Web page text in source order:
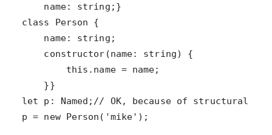
p = new Person('mike');